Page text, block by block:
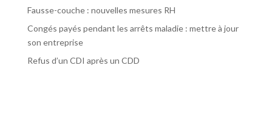
Fausse-couche : nouvelles mesures RH
Congés payés pendant les arrêts maladie : mettre à jour
son entreprise
Refus d’un CDI après un CDD